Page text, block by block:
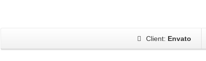
Client: Envato